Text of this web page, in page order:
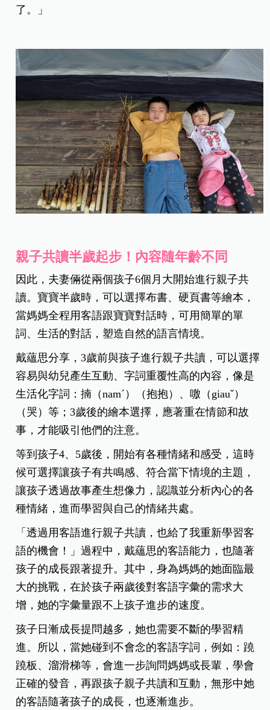
了。」
親子共讀半歲起步！內容隨年齡不同
因此，夫妻倆從兩個孩子6個月大開始進行親子共
讀。寶寶半歲時，可以選擇布書、硬頁書等繪本，
當媽媽全程用客語跟寶寶對話時，可用簡單的單
詞、生活的對話，塑造自然的語言情境。
戴蘊思分享，3歲前與孩子進行親子共讀，可以選擇
容易與幼兒產生互動、字詞重覆性高的內容，像是
生活化字詞：揇（namˊ）（抱抱）、噭（giauˇ）
（哭）等；3歲後的繪本選擇，應著重在情節和故
事，才能吸引他們的注意。
等到孩子4、5歲後，開始有各種情緒和感受，這時
候可選擇讓孩子有共鳴感、符合當下情境的主題，
讓孩子透過故事產生想像力，認識並分析內心的各
種情緒，進而學習與自己的情緒共處。
「透過用客語進行親子共讀，也給了我重新學習客
語的機會！」過程中，戴蘊思的客語能力，也隨著
孩子的成長跟著提升。其中，身為媽媽的她面臨最
大的挑戰，在於孩子兩歲後對客語字彙的需求大
增，她的字彙量跟不上孩子進步的速度。
孩子日漸成長提問越多，她也需要不斷的學習精
進。所以，當她碰到不會念的客語字詞，例如：蹺
蹺板、溜滑梯等，會進一步詢問媽媽或長輩，學會
正確的發音，再跟孩子親子共讀和互動，無形中她
的客語隨著孩子的成長，也逐漸進步。